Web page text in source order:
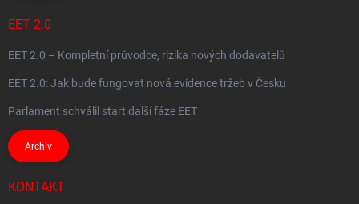
EET 2.0
EET 2.0 – Kompletní průvodce, rizika nových dodavatelů
EET 2.0: Jak bude fungovat nová evidence tržeb v Česku
Parlament schválil start další fáze EET
Archiv
KONTAKT